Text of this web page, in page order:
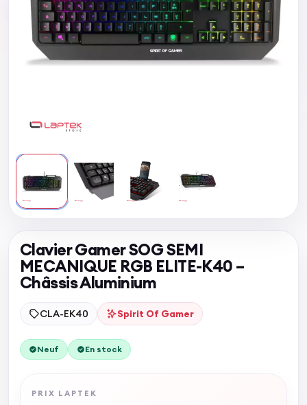
Clavier Gamer SOG SEMI
MECANIQUE RGB ELITE-K40 –
Châssis Aluminium
CLA-EK40 Spirit Of Gamer
Neuf En stock
PRIX LAPTEK